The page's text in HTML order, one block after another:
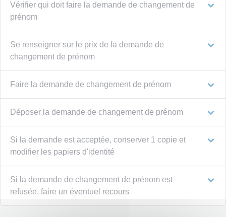
Vérifier qui doit faire la demande de changement de
prénom
Se renseigner sur le prix de la demande de
changement de prénom
Faire la demande de changement de prénom
Déposer la demande de changement de prénom
Si la demande est acceptée, conserver 1 copie et
modifier les papiers d'identité
Si la demande de changement de prénom est
refusée, faire un éventuel recours